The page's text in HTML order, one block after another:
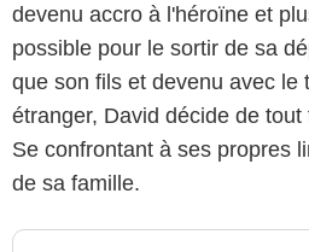
devenu accro à l'héroïne et
possible pour le sortir de sa
que son fils et devenu avec le
étranger, David décide de
Se confrontant à ses propres
de sa famille.